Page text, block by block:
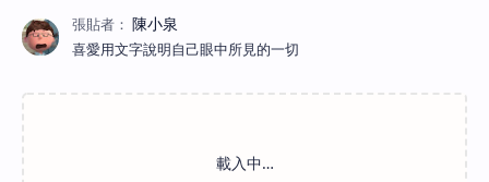
喜愛用文字說明自己眼中所見的一切